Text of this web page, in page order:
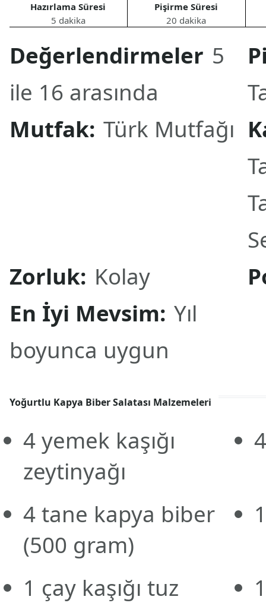
Hazırlama Süresi
5 dakika
Pişirme Süresi
20 dakika
Değerlendirmeler 5
ile 16 arasında
Mutfak: Türk Mutfağı
Zorluk: Kolay
En İyi Mevsim: Yıl
boyunca uygun
Yoğurtlu Kapya Biber Salatası Malzemeleri
4 yemek kaşığı
zeytinyağı
4 tane kapya biber
(500 gram)
1 çay kaşığı tuz